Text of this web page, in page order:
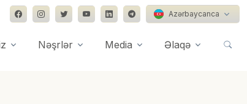
Azərbaycanca
Nəşrlər Media Əlaqə